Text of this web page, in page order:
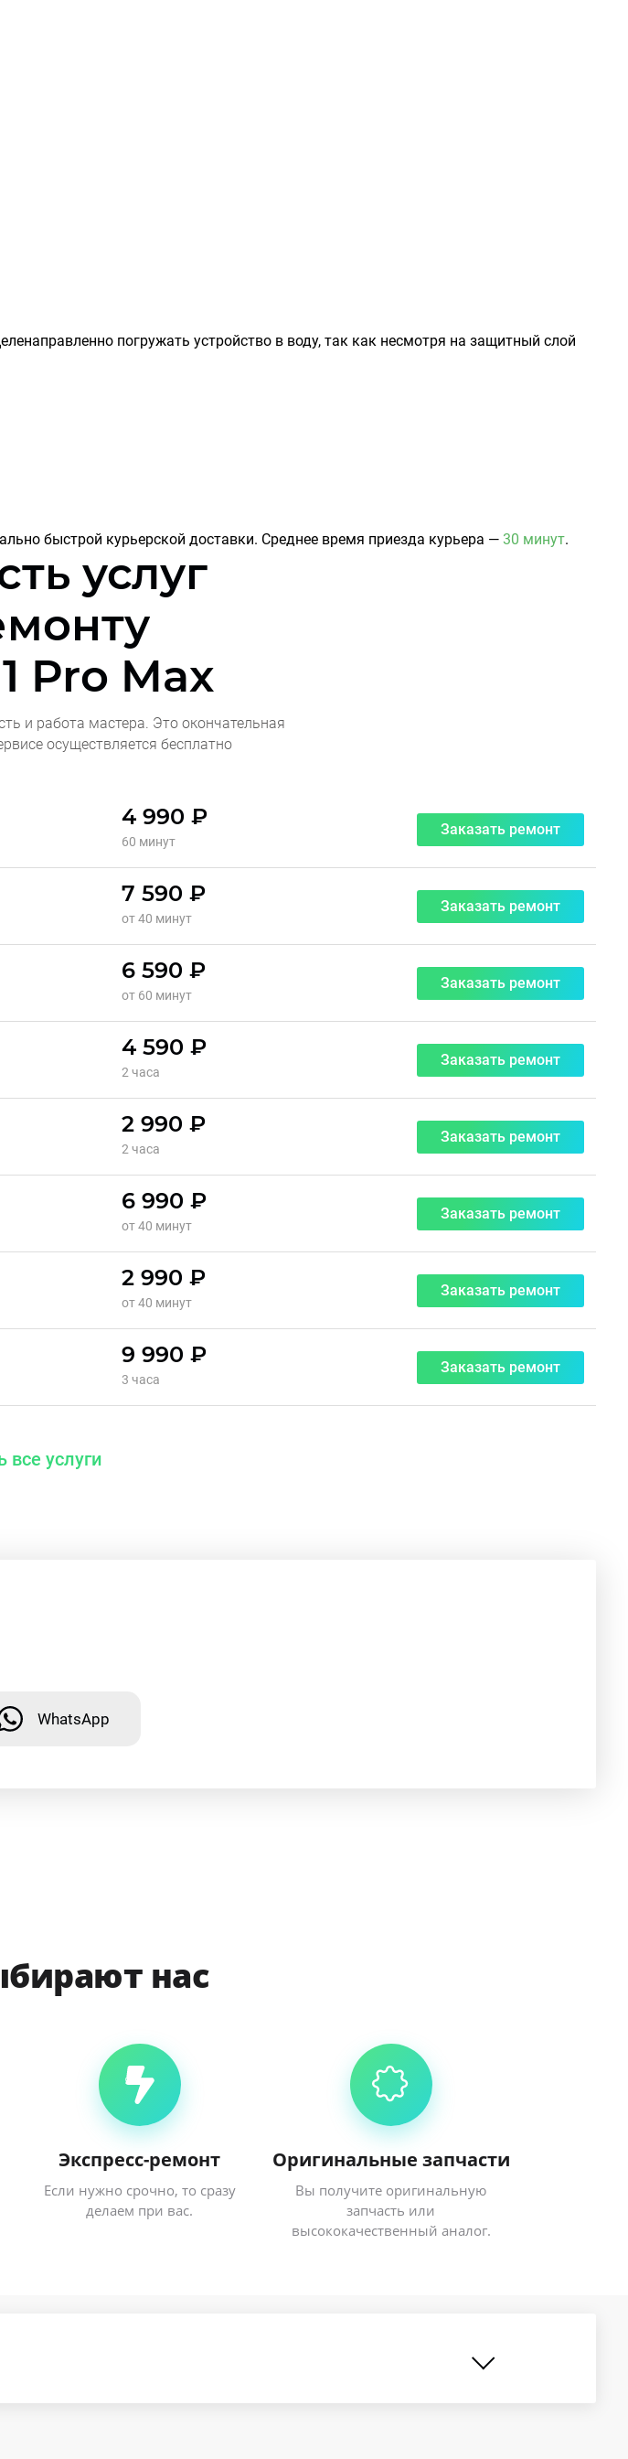
погружать устройство в воду, так как несмотря на защитный слой
быстрой курьерской доставки. Среднее время приезда курьера — 30 минут.
услуг
Pro Max
и работа мастера. Это окончательная
осуществляется бесплатно
4 990 ₽
60 минут
Заказать ремонт
7 590 ₽
от 40 минут
Заказать ремонт
6 590 ₽
от 60 минут
Заказать ремонт
4 590 ₽
2 часа
Заказать ремонт
2 990 ₽
2 часа
Заказать ремонт
6 990 ₽
от 40 минут
Заказать ремонт
2 990 ₽
от 40 минут
Заказать ремонт
9 990 ₽
3 часа
Заказать ремонт
все услуги
WhatsApp
нас
Экспресс-ремонт
Если нужно срочно, то сразу
делаем при вас.
Оригинальные запчасти
Вы получите оригинальную
запчасть или
высококачественный аналог.